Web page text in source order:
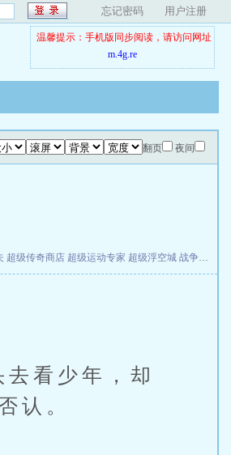
忘记密码 用户注册
温馨提示：手机版同步阅读，请访问网址
m.4g.re
翻页 夜间
超级传奇商店 超级运动专家 超级浮空城 战争天堂
看少年，却
认。